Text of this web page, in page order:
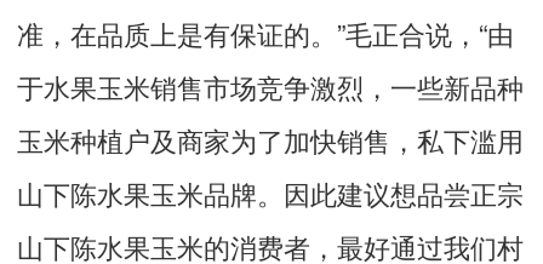
准，在品质上是有保证的。”毛正合说，“由
于水果玉米销售市场竞争激烈，一些新品种
玉米种植户及商家为了加快销售，私下滥用
山下陈水果玉米品牌。因此建议想品尝正宗
山下陈水果玉米的消费者，最好通过我们村